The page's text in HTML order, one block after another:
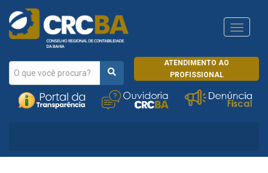
ATENDIMENTO AO
PROFISSIONAL
CRCRJ